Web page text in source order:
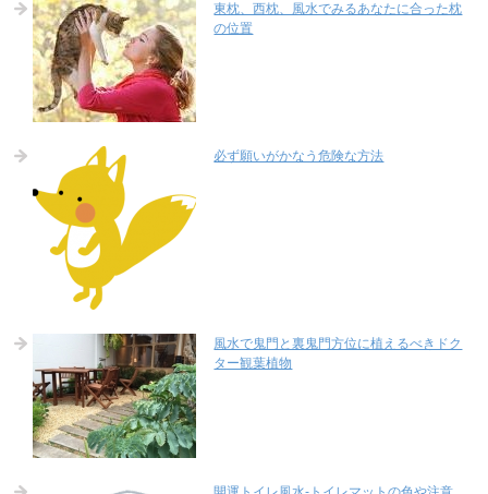
東枕、西枕、風水でみるあなたに合った枕
の位置
必ず願いがかなう危険な方法
風水で鬼門と裏鬼門方位に植えるべきドク
ター観葉植物